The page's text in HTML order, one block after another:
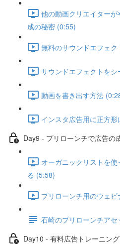
他の動画クリエイター
成の秘密 (0:55)
無料のサウンドエフェ
サウンドエフェクトを
動画を書き出す方法
インスタ広告用に正方
Day9 - プリローンチで広告の
オーガニックリストを
る (5:58)
プリローンチ用のウェ
石崎のプリローンチアセ
Day10 - 有料広告トレーニン